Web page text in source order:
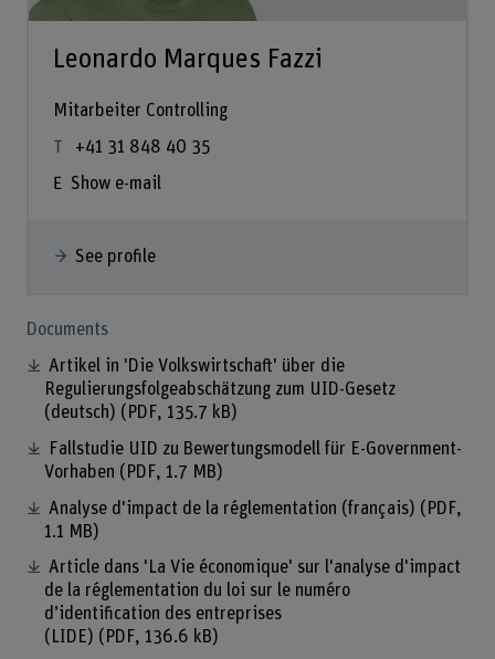
Leonardo Marques Fazzi
Mitarbeiter Controlling
+41 31 848 40 35
Show e-mail
See profile
Documents
Artikel in 'Die Volkswirtschaft' über die
Regulierungsfolgeabschätzung zum UID-Gesetz
(deutsch) (PDF, 135.7 kB)
Fallstudie UID zu Bewertungsmodell für E-Government-
Vorhaben (PDF, 1.7 MB)
Analyse d'impact de la réglementation (français) (PDF,
1.1 MB)
Article dans 'La Vie économique' sur l'analyse d'impact
de la réglementation du loi sur le numéro
d’identification des entreprises
(LIDE) (PDF, 136.6 kB)